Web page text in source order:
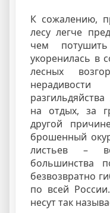
К сожалению,
лесу легче
чем
укоренилась в
лесных
на отдых, за
другой
брошенный
листьев –
большинства
безвозвратно
по всей
несут так